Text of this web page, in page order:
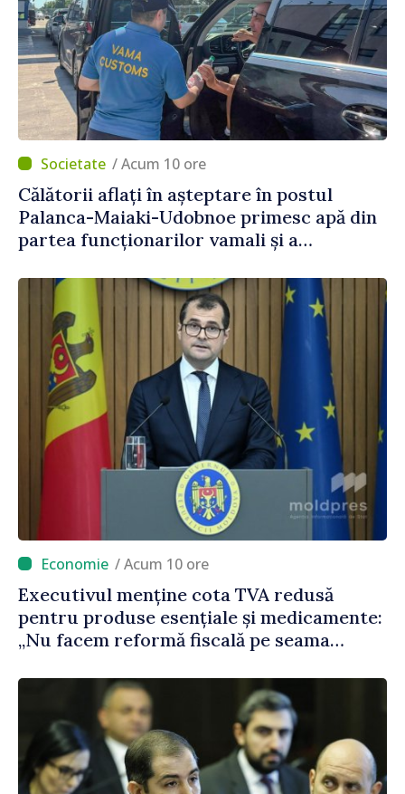
/ Acum 10 ore
Călătorii aflați în așteptare în postul
Palanca-Maiaki-Udobnoe primesc apă din
partea funcționarilor vamali și a
/ Acum 10 ore
Executivul menține cota TVA redusă
pentru produse esențiale și medicamente:
„Nu facem reformă fiscală pe seama